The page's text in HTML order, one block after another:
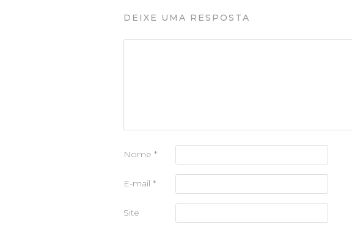
DEIXE UMA RESPOSTA
Nome *
E-mail *
Site